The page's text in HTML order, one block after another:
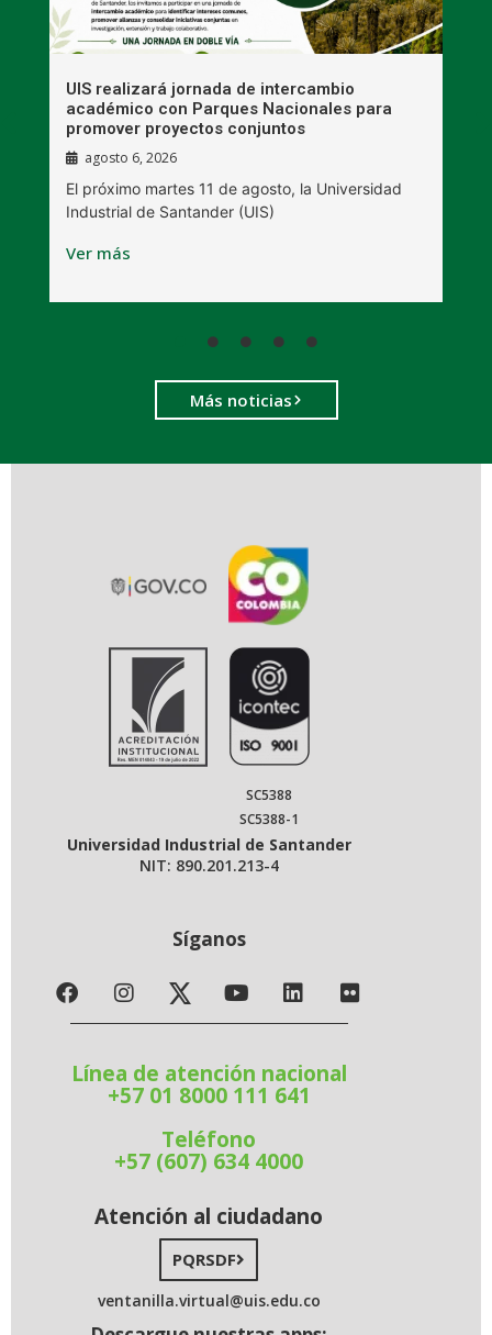
UIS realizará jornada de intercambio
académico con Parques Nacionales para
promover proyectos conjuntos
agosto 6, 2026
El próximo martes 11 de agosto, la Universidad
Industrial de Santander (UIS)
Ver más
Más noticias